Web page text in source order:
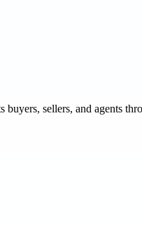
buyers, sellers, and agents